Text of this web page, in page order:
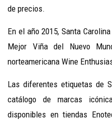
de precios.
En el año 2015, Santa
Mejor Viña del Nuevo
norteamericana Wine
Las diferentes etiquetas de
catálogo de marcas
disponibles en tiendas